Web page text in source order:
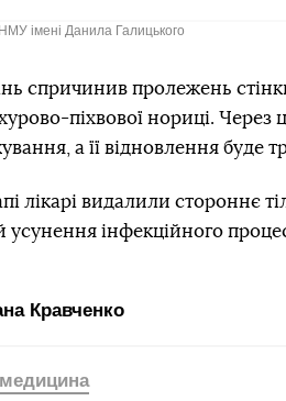
імені Данила Галицького
спричинив пролежень
піхвової нориці. Через
а її відновлення буде
лікарі видалили стороннє
усунення інфекційного
Кравченко
медицина